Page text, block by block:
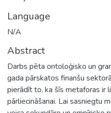
Language
N/A
Abstract
Darbs pēta ontoloģisko un
gada pārskatos finanšu
pierādīt to, ka šīs metaforas ir
pārliecināšanai. Lai sasniegtu